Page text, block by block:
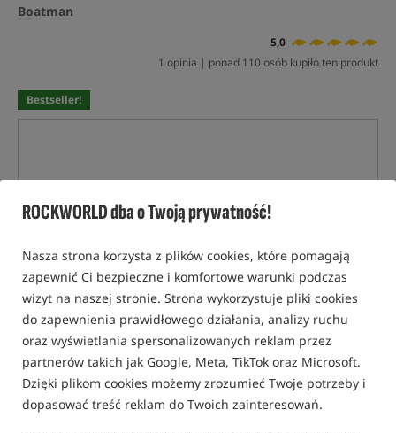
ROCKWORLD dba o Twoją prywatność!
Nasza strona korzysta z plików cookies, które pomagają
zapewnić Ci bezpieczne i komfortowe warunki podczas
wizyt na naszej stronie. Strona wykorzystuje pliki cookies
do zapewnienia prawidłowego działania, analizy ruchu
oraz wyświetlania spersonalizowanych reklam przez
partnerów takich jak Google, Meta, TikTok oraz Microsoft.
Dzięki plikom cookies możemy zrozumieć Twoje potrzeby i
dopasować treść reklam do Twoich zainteresowań.
Boatman
5,0
1 opinia | ponad 110 osób kupiło ten produkt
Bestseller!